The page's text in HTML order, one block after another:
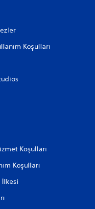
Koşulları
Koşulları
Koşulları
İlkesi